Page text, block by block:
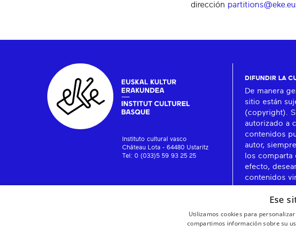
dirección
Instituto cultural vasco
Château Lota - 64480 Ustaritz
Tel: 0 (033)5 59 93 25 25
DIFUNDIR LA
De manera
sitio están
(copyright).
autorizado a
contenidos
autor,
los comparta
efecto,
contenidos
información
Ese
Utilizamos cookies para
compartimos información sobre su